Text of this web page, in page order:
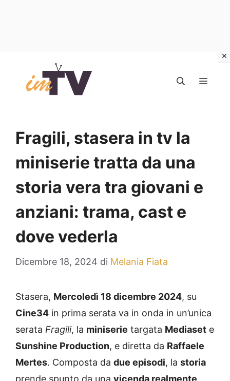
contenuto
Fragili, stasera in tv la
miniserie tratta da una
storia vera tra giovani e
anziani: trama, cast e
dove vederla
Dicembre 18, 2024 di Melania Fiata
Stasera, Mercoledì 18 dicembre 2024, su
Cine34 in prima serata va in onda in un’unica
serata Fragili, la miniserie targata Mediaset e
Sunshine Production, e diretta da Raffaele
Mertes. Composta da due episodi, la storia